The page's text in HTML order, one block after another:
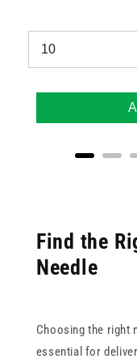
Find the
Needle
Choosing the right
essential for